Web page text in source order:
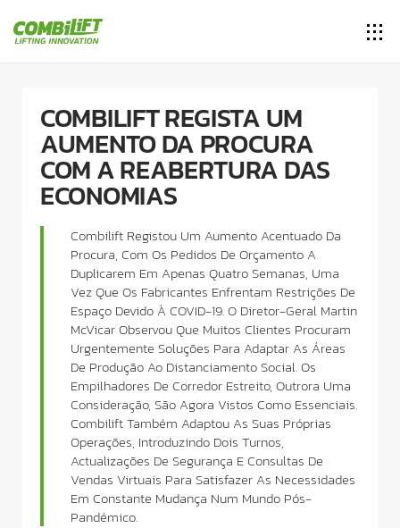
COMBILIFT REGISTA UM
AUMENTO DA PROCURA
COM A REABERTURA DAS
ECONOMIAS
Combilift Registou Um Aumento Acentuado Da
Procura, Com Os Pedidos De Orçamento A
Duplicarem Em Apenas Quatro Semanas, Uma
Vez Que Os Fabricantes Enfrentam Restrições De
Espaço Devido À COVID-19. O Diretor-Geral Martin
McVicar Observou Que Muitos Clientes Procuram
Urgentemente Soluções Para Adaptar As Áreas
De Produção Ao Distanciamento Social. Os
Empilhadores De Corredor Estreito, Outrora Uma
Consideração, São Agora Vistos Como Essenciais.
Combilift Também Adaptou As Suas Próprias
Operações, Introduzindo Dois Turnos,
Actualizações De Segurança E Consultas De
Vendas Virtuais Para Satisfazer As Necessidades
Em Constante Mudança Num Mundo Pós-
Pandémico.